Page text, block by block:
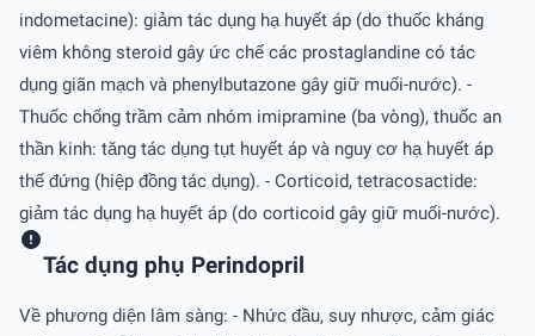
indometacine): giảm tác dụng hạ huyết áp (do thuốc kháng
viêm không steroid gây ức chế các prostaglandine có tác
dụng giãn mạch và phenylbutazone gây giữ muối-nước). -
Thuốc chống trầm cảm nhóm imipramine (ba vòng), thuốc an
thần kinh: tăng tác dụng tụt huyết áp và nguy cơ hạ huyết áp
thế đứng (hiệp đồng tác dụng). - Corticoid, tetracosactide:
giảm tác dụng hạ huyết áp (do corticoid gây giữ muối-nước).
Tác dụng phụ Perindopril
Về phương diện lâm sàng: - Nhức đầu, suy nhược, cảm giác